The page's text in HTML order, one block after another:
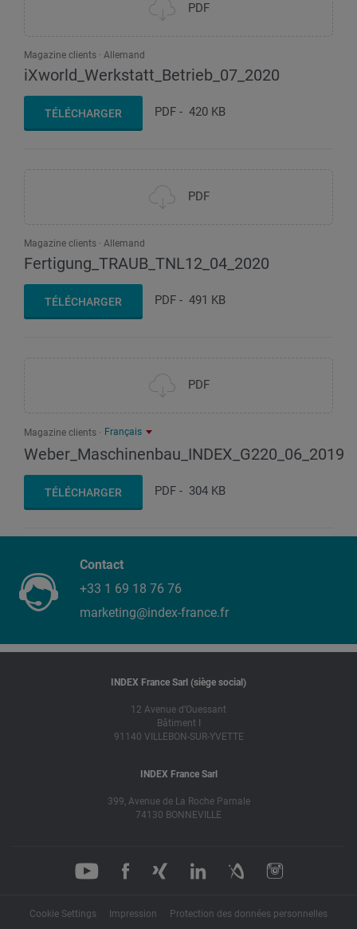
PDF
Magazine clients Allemand
iXworld_Werkstatt_Betrieb_07_2020
TÉLÉCHARGER PDF - 420 KB
PDF
Magazine clients Allemand
Fertigung_TRAUB_TNL12_04_2020
TÉLÉCHARGER PDF - 491 KB
PDF
Magazine clients Français
Weber_Maschinenbau_INDEX_G220_06_2019
TÉLÉCHARGER PDF - 304 KB
Contact
+33 1 69 18 76 76
marketing@index-france.fr
INDEX France Sarl (siège social)
12 Avenue d’Ouessant
Bâtiment I
91140 VILLEBON-SUR-YVETTE
INDEX France Sarl
399, Avenue de La Roche Parnale
74130 BONNEVILLE
Cookie Settings Impression Protection des données personnelles